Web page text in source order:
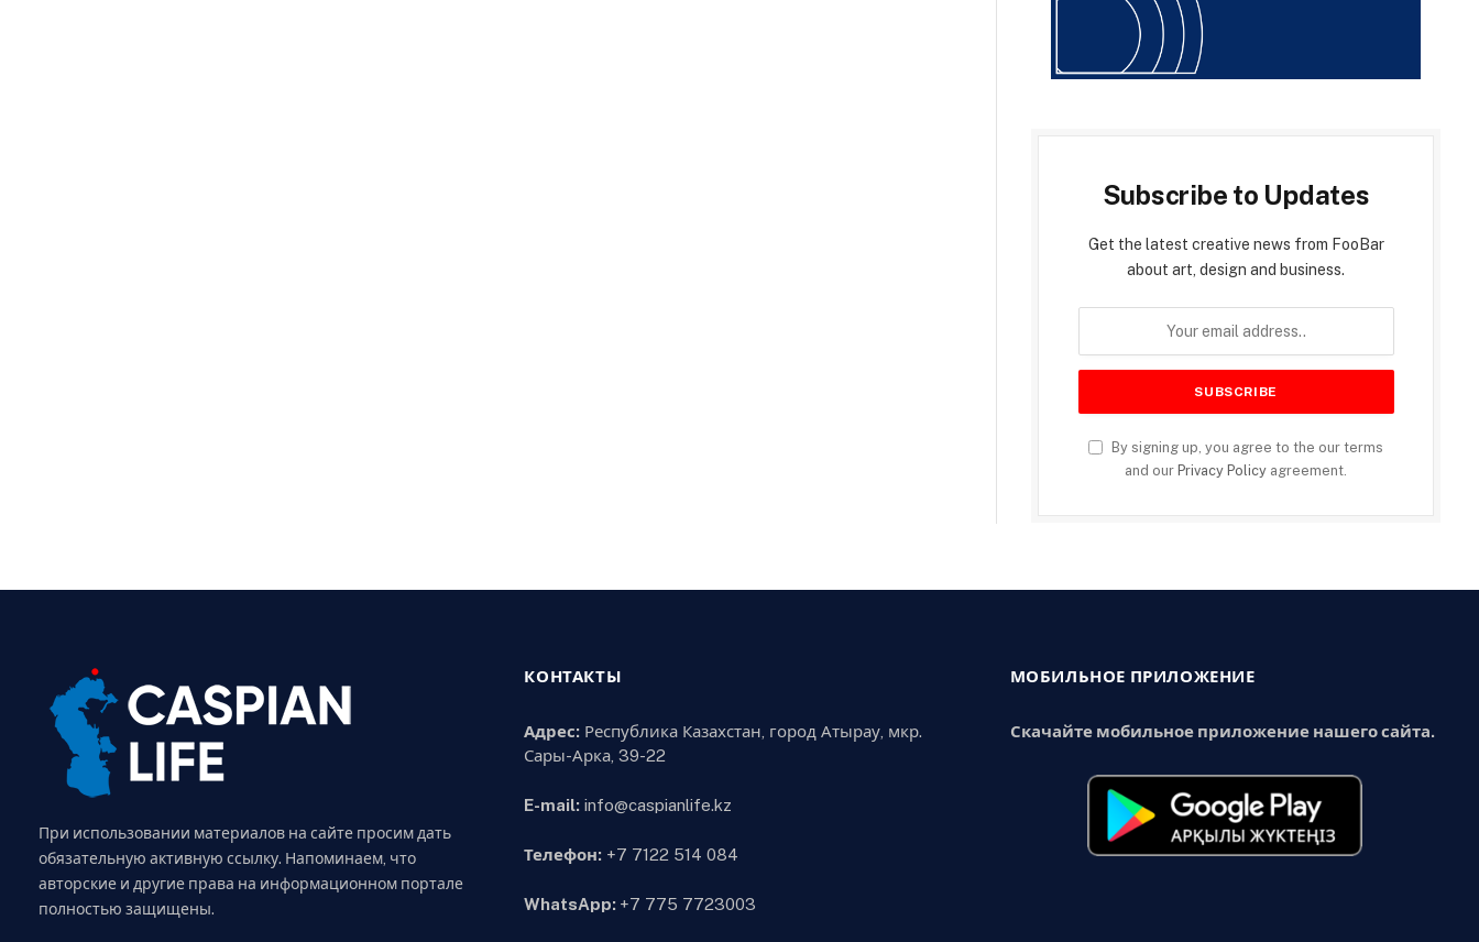
Subscribe to Updates
Get the latest creative news from FooBar
about art, design and business.
By signing up, you agree to the our terms
and our Privacy Policy agreement.
При использовании материалов на сайте просим дать
обязательную активную ссылку. Напоминаем, что
авторские и другие права на информационном портале
полностью защищены.
КОНТАКТЫ
Адрес: Республика Казахстан, город Атырау, мкр.
Сары-Арка, 39-22
E-mail: info@caspianlife.kz
Телефон: +7 7122 514 084
WhatsApp: +7 775 7723003
МОБИЛЬНОЕ ПРИЛОЖЕНИЕ
Скачайте мобильное приложение нашего сайта.